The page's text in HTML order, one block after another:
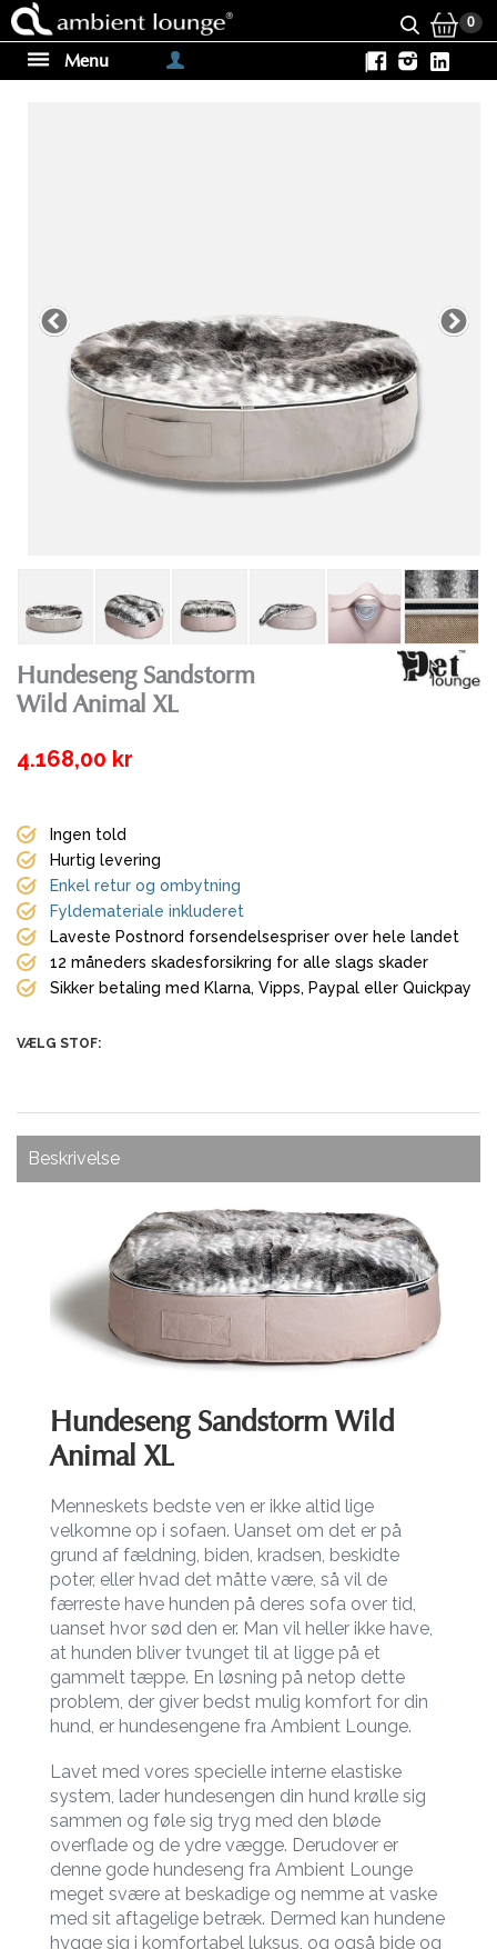
0
Menu
Hundeseng Sandstorm
Wild Animal XL
4.168,00 kr
Ingen told
Hurtig levering
Enkel retur og ombytning
Fyldemateriale inkluderet
Laveste Postnord forsendelsespriser over hele landet
12 måneders skadesforsikring for alle slags skader
Sikker betaling med Klarna, Vipps, Paypal eller Quickpay
VÆLG STOF:
Beskrivelse
Hundeseng Sandstorm Wild
Animal XL
Menneskets bedste ven er ikke altid lige
velkomne op i sofaen. Uanset om det er på
grund af fældning, biden, kradsen, beskidte
poter, eller hvad det måtte være, så vil de
færreste have hunden på deres sofa over tid,
uanset hvor sød den er. Man vil heller ikke have,
at hunden bliver tvunget til at ligge på et
gammelt tæppe. En løsning på netop dette
problem, der giver bedst mulig komfort for din
hund, er hundesengene fra Ambient Lounge.
Lavet med vores specielle interne elastiske
system, lader hundesengen din hund krølle sig
sammen og føle sig tryg med den bløde
overflade og de ydre vægge. Derudover er
denne gode hundeseng fra Ambient Lounge
meget svære at beskadige og nemme at vaske
med sit aftagelige betræk. Dermed kan hundene
hygge sig i komfortabel luksus, og også bide og